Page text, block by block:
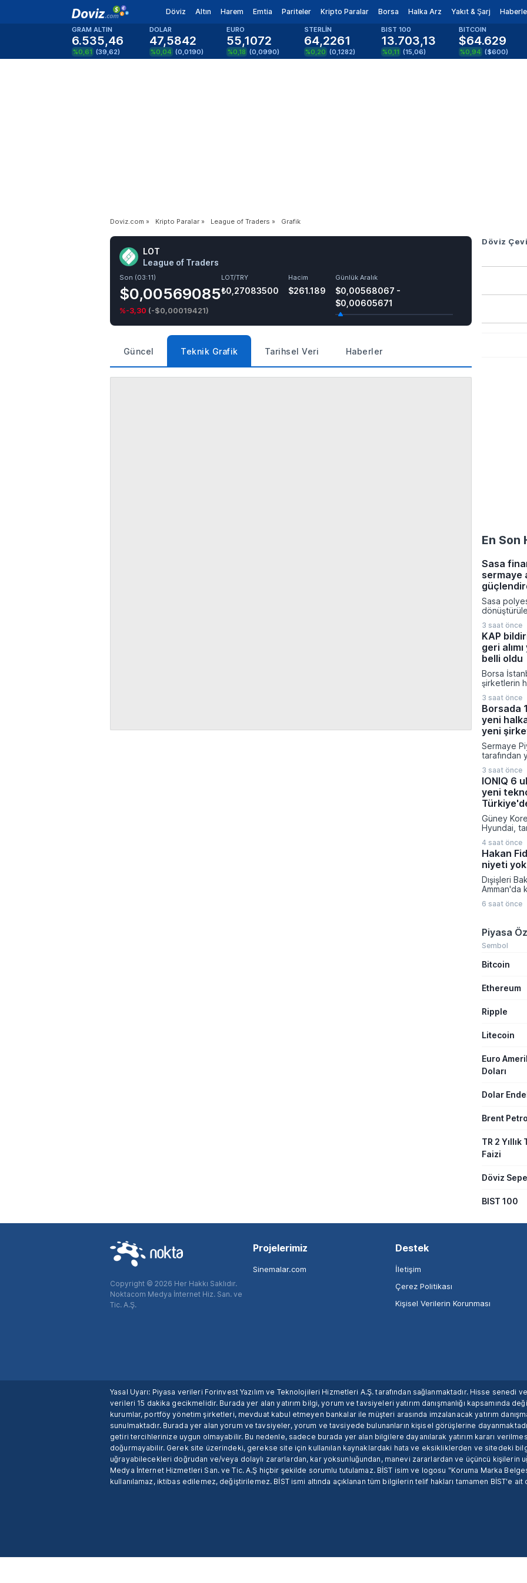
Döviz Altın Harem Emtia Pariteler Kripto Paralar Borsa Halka Arz Yakıt & Şarj
GRAM ALTIN
6.535,46
%0,61 (39,62)
DOLAR
47,5842
%0,04 (0,0190)
EURO
55,1072
%0,18 (0,0990)
STERLİN
64,2261
%0,20 (0,1282)
BIST 100
13.703,13
%0,11 (15,06)
BITCOIN
$64.629
%0,94 ($600)
Doviz.com » Kripto Paralar » League of Traders » Grafik
LOT
League of Traders
Son (03:11)
$0,00569085
%-3,30 (-$0,00019421)
LOT/TRY
₺0,27083500
Hacim
$261.189
Günlük Aralık
$0,00568067 -
$0,00605671
Güncel Teknik Grafik Tarihsel Veri Haberler
Döviz
En Son
Sasa
sermaye
Sasa
tutarındaki
artırımı
işlemleriyle
Şirketin
işlem
seviyesine
sermaye
yürürlüğe
3 saat önce
KAP
geri
belli oldu
Borsa
şirketlerin
yürüttükleri
süreçleri
ediyor.
Platformu
isimlerin de
kuruluşun
görülüyor.
3 saat önce
Borsada
yeni
yeni
Sermaye
tarafından
şirketin
onay
yeni fırsat
Onaylanan
talep
başlayarak
atacaklar
Teknika
Enerji ve
3 saat önce
IONIQ 6
yeni
Güney
Hyundai,
şekilde
satışa
ve ileri
yenilenen
sayesinde
4 saat önce
Hakan
niyeti yok
Dışişleri
Amman'da
bulundu.
Fidan,
toplumun
6 saat önce
Piyasa
Sembol
Bitcoin
Ethereum
Ripple
Litecoin
Euro
Doları
Dolar
Brent
TR 2 Yıllık
Faizi
Döviz
BIST 100
Copyright © 2026 Her Hakkı Saklıdır.
Noktacom Medya İnternet Hiz. San. ve
Tic. A.Ş.
Projelerimiz
Sinemalar.com
Destek
İletişim
Çerez Politikası
Kişisel Verilerin Korunması
Yasal Uyarı: Piyasa verileri Forinvest Yazılım ve Teknolojileri Hizmetleri A.Ş. tarafından sağlanmaktadır. Hisse senedi
verileri 15 dakika gecikmelidir. Burada yer alan yatırım bilgi, yorum ve tavsiyeleri yatırım danışmanlığı kapsamında
kurumlar, portföy yönetim şirketleri, mevduat kabul etmeyen bankalar ile müşteri arasında imzalanacak yatırım
sunulmaktadır. Burada yer alan yorum ve tavsiyeler, yorum ve tavsiyede bulunanların kişisel görüşlerine
getiri tercihlerinize uygun olmayabilir. Bu nedenle, sadece burada yer alan bilgilere dayanılarak yatırım kararı
doğurmayabilir. Gerek site üzerindeki, gerekse site için kullanılan kaynaklardaki hata ve eksikliklerden ve sitedeki
uğrayabilecekleri doğrudan ve/veya dolaylı zararlardan, kar yoksunluğundan, manevi zararlardan ve üçüncü kişilerin
Medya İnternet Hizmetleri San. ve Tic. A.Ş hiçbir şekilde sorumlu tutulamaz. BİST isim ve logosu "Koruma Marka
kullanılamaz, iktibas edilemez, değiştirilemez. BİST ismi altında açıklanan tüm bilgilerin telif hakları tamamen BİST'e ait